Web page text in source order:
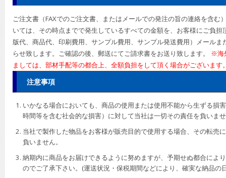
ご注文書（FAXでのご注文書、またはメールでの発注の旨の連絡を含む
いては、その時点までで発生しているすべての金額を、お客様にご負
版代、商品代、印刷費用、サンプル費用、サンプル発送費用）メールま
らせ致します。ご確認の後、郵送にてご請求書をお送り致します。
※海
ましては、部材手配等の都合上、全額負担をして頂く場合がございます
注意事項
いかなる場合においても、商品の使用または使用不能から生ずる損
時間等を含む社会的な損害）に対して当社は一切その責任を負いま
当社で製作した物品をお客様が販売目的で使用する場合、その転売
負いません。
納期内に商品をお届けできるように努めますが、予期せぬ都合によ
のでご了承下さい。(運送状況・保税期間などにより、確実な納品の